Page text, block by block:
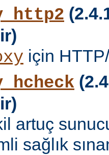
için
artuç
sağlık